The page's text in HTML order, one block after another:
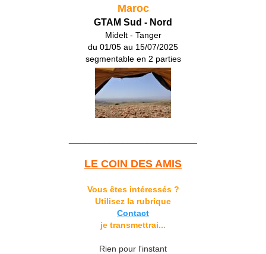
Maroc
GTAM Sud - Nord
Midelt - Tanger
du 01/05 au 15/07/2025
segmentable en 2 parties
LE COIN DES AMIS
Vous êtes intéressés ?
Utilisez la rubrique
Contact
je transmettrai...
Rien pour l'instant